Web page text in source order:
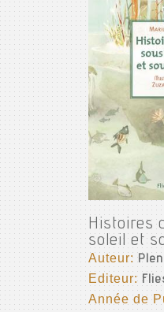
Histoires
soleil et
Auteur:
Editeur:
Année de